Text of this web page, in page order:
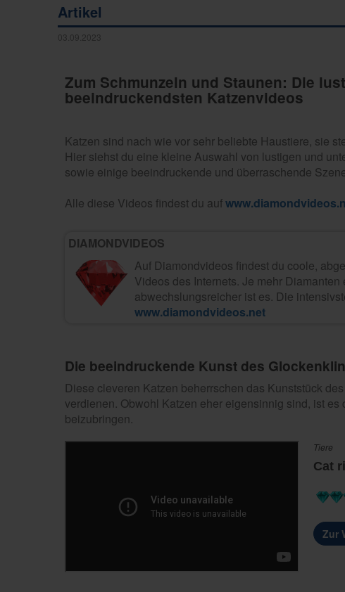
Artikel
03.09.2023
Zum Schmunzeln und Staunen: Die
beeindruckendsten Katzenvideos
Katzen sind nach wie vor sehr beliebte Haustiere, sie
Hier siehst du eine kleine Auswahl von lustigen und
sowie einige beeindruckende und überraschende
Alle diese Videos findest du auf
DIAMONDVIDEOS
Auf Diamondvideos findest du coole,
Videos des Internets. Je mehr
abwechslungsreicher ist es. Die
www.diamondvideos.net
Die beeindruckende Kunst des
Diese cleveren Katzen beherrschen das Kunststück
verdienen. Obwohl Katzen eher eigensinnig sind, ist
beizubringen.
Tiere
Cat
Zur